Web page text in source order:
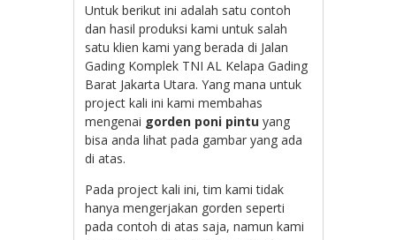
Untuk berikut ini adalah satu contoh
dan hasil produksi kami untuk salah
satu klien kami yang berada di Jalan
Gading Komplek TNI AL Kelapa Gading
Barat Jakarta Utara. Yang mana untuk
project kali ini kami membahas
mengenai gorden poni pintu yang
bisa anda lihat pada gambar yang ada
di atas.
Pada project kali ini, tim kami tidak
hanya mengerjakan gorden seperti
pada contoh di atas saja, namun kami